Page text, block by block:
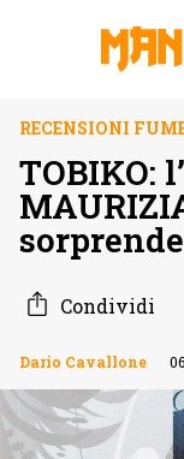
RECENSIONI
TOBIKO:
Condividi
Dario Cavallone